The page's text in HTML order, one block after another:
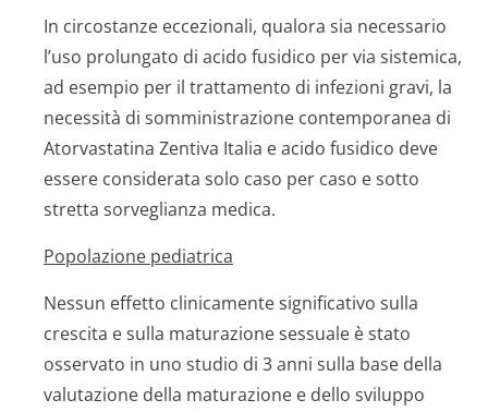
In circostanze eccezionali, qualora sia necessario
l’uso prolungato di acido fusidico per via sistemica,
ad esempio per il trattamento di infezioni gravi, la
necessità di somministrazione contemporanea di
Atorvastatina Zentiva Italia e acido fusidico deve
essere considerata solo caso per caso e sotto
stretta sorveglianza medica.
Popolazione pediatrica
Nessun effetto clinicamente significativo sulla
crescita e sulla maturazione sessuale è stato
osservato in uno studio di 3 anni sulla base della
valutazione della maturazione e dello sviluppo